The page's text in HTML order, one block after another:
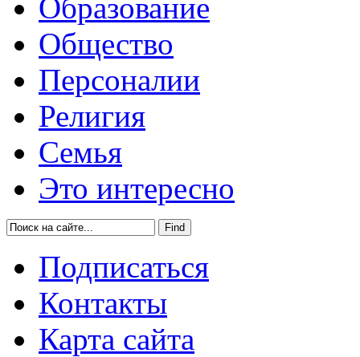
Образование
Общество
Персоналии
Религия
Семья
Это интересно
Подписаться
Контакты
Карта сайта